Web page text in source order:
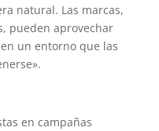
natural. Las marcas,
pueden aprovechar
un entorno que las
en campañas